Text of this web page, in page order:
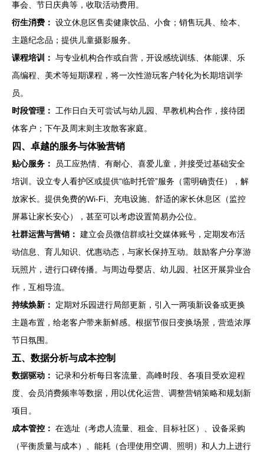
事会、节日庆典等，收取活动费用。
衍生消费： 设立休息区售卖健康饮品、小食；销售玩具、绘本、
主题纪念品；提供儿童摄影服务。
课程培训： 与专业机构合作或自营，开设感统训练、体能课、乐
高编程、美术等短期课程，将一次性游玩客户转化为长期培训学
员。
时段管理：
工作日白天可尝试与幼儿园、早教机构合作，接待团
体客户；下午及周末则主攻散客家庭。
四、卓越的服务与体验营销
贴心服务：
员工应热情、有耐心、喜爱儿童，并接受过基础安全
培训。设立专人看护区或提供“临时托管”服务（需明确责任），解
放家长。提供免费的Wi-Fi、充电设施、舒适的家长休息区（监控
屏幕让家长安心），甚至可以考虑设置简易办公位。
社群运营与营销： 建立会员微信群或社交媒体账号，定期发布活
动信息、育儿知识、优惠动态，与家长保持互动。鼓励客户分享游
玩照片，进行口碑传播。与周边母婴店、幼儿园、社区开展异业合
作，互相导流。
持续焕新：
定期对乐园进行局部更新，引入一两项新设备或更换
主题布置，给老客户带来新鲜感。根据节假日变换场景，营造浓厚
节日氛围。
五、数据分析与成本控制
数据驱动： 记录和分析每日客流量、高峰时段、各项目受欢迎程
度、会员消费频率等数据，用以优化运营、调整营销策略和规划新
项目。
成本管控： 在选址（考虑人流量、租金、目标社区）、设备采购
（平衡质量与成本）、能耗（合理使用空调、照明）和人力上进行